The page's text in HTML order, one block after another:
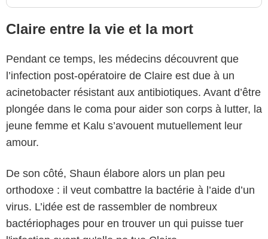
Claire entre la vie et la mort
Pendant ce temps, les médecins découvrent que
l’infection post-opératoire de Claire est due à un
acinetobacter résistant aux antibiotiques. Avant d’être
plongée dans le coma pour aider son corps à lutter, la
jeune femme et Kalu s’avouent mutuellement leur
amour.
De son côté, Shaun élabore alors un plan peu
orthodoxe : il veut combattre la bactérie à l’aide d’un
virus. L’idée est de rassembler de nombreux
bactériophages pour en trouver un qui puisse tuer